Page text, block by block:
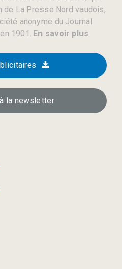
La Presse Nord vaudois,
anonyme du Journal
1901. En savoir plus
la newsletter